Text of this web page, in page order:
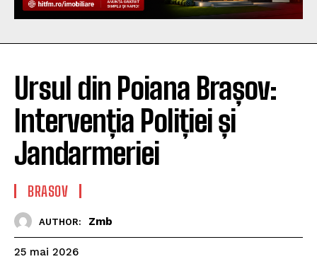
Ursul din Poiana Brașov:
Intervenția Poliției și
Jandarmeriei
BRASOV
AUTHOR: Zmb
25 mai 2026